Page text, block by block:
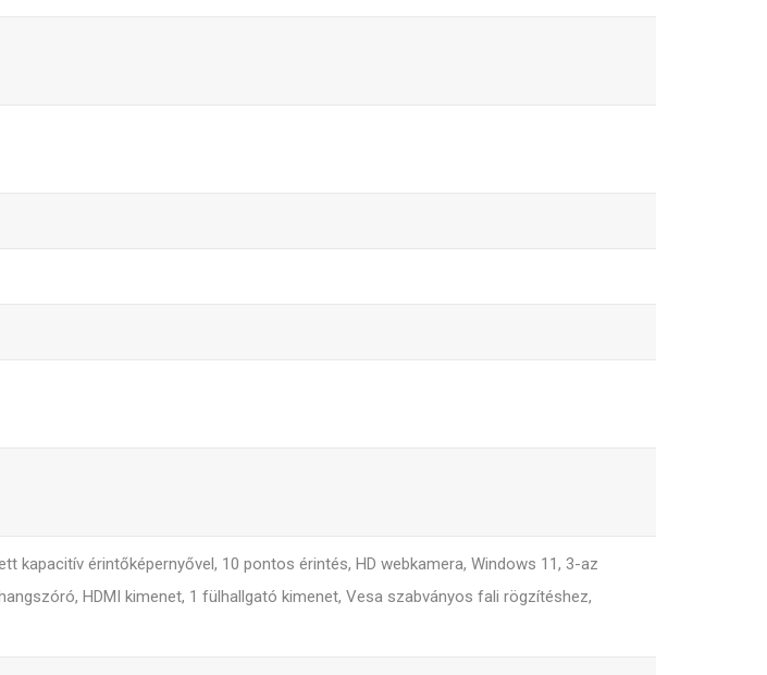
kapacitív érintőképernyővel, 10 pontos érintés, HD webkamera, Windows 11, 3-az
HDMI kimenet, 1 fülhallgató kimenet, Vesa szabványos fali rögzítéshez,